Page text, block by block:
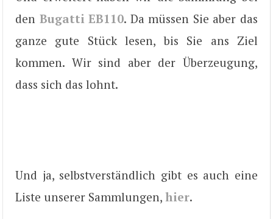
den Bugatti EB110. Da müssen Sie aber das
ganze gute Stück lesen, bis Sie ans Ziel
kommen. Wir sind aber der Überzeugung,
dass sich das lohnt.
Und ja, selbstverständlich gibt es auch eine
Liste unserer Sammlungen, hier.